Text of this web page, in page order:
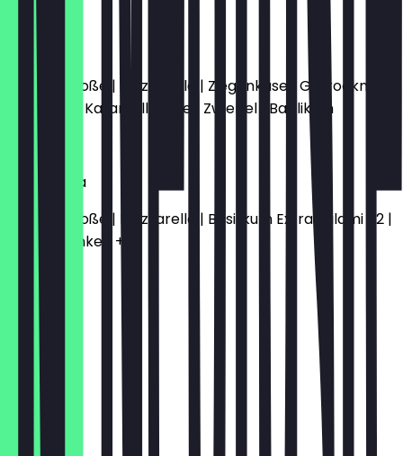
9,00 €
Milena
Tomatensoße | Mozzarella | Ziegenkäse | Getrocknete
Tomaten | Karamellisierte | Zwiebel | Basilikum
12,00 €
Margherita
Tomatensoße | Mozzarella | Basilikum Extra Salami +2 |
Extra Schinken +2